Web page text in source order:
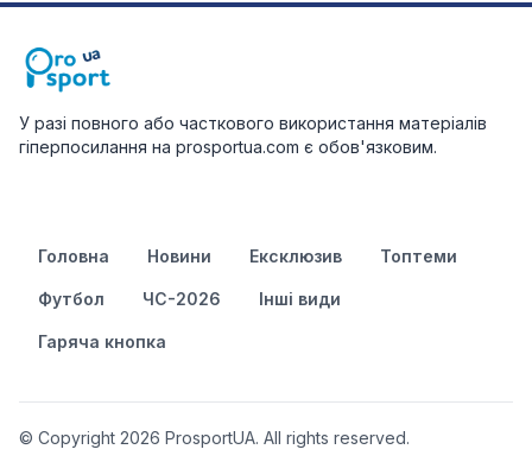
У разі повного або часткового використання матеріалів
гіперпосилання на prosportua.com є обов'язковим.
Головна Новини Ексклюзив Топтеми
Футбол ЧС-2026 Інші види
Гаряча кнопка
© Copyright 2026 ProsportUA. All rights reserved.